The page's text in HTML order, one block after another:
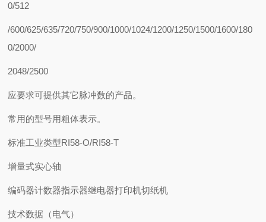
0/512
/600/625/635/720/750/900/1000/1024/1200/1250/1500/1600/180
0/2000/
2048/2500
应要求可提供其它脉冲数的产品。
常用的型号用粗体表示。
标准工业类型RI58-O/RI58-T
增量式实心轴
编码器计数器指示器继电器打印机切纸机
技术数据（电气）